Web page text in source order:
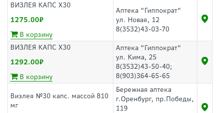
ВИЗЛЕЯ КАПС Х30
1275.00
В корзину
Аптека "Гиппократ"
ул. Новая, 12
8(3532)43-03-70
ВИЗЛЕЯ КАПС Х30
1292.00
В корзину
Аптека "Гиппократ"
ул. Кима, 25
8(3532)43-50-40;
8(903)364-65-65
Визлея №30 капс. массой 810
мг
Бережная аптека
г.Оренбург, пр.Победы,
119